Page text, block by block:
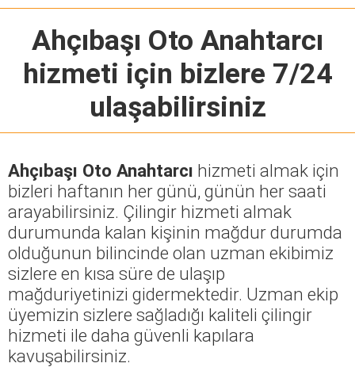
Ahçıbaşı Oto Anahtarcı
hizmeti için bizlere 7/24
ulaşabilirsiniz
Ahçıbaşı Oto Anahtarcı hizmeti almak için
bizleri haftanın her günü, günün her saati
arayabilirsiniz. Çilingir hizmeti almak
durumunda kalan kişinin mağdur durumda
olduğunun bilincinde olan uzman ekibimiz
sizlere en kısa süre de ulaşıp
mağduriyetinizi gidermektedir. Uzman ekip
üyemizin sizlere sağladığı kaliteli çilingir
hizmeti ile daha güvenli kapılara
kavuşabilirsiniz.